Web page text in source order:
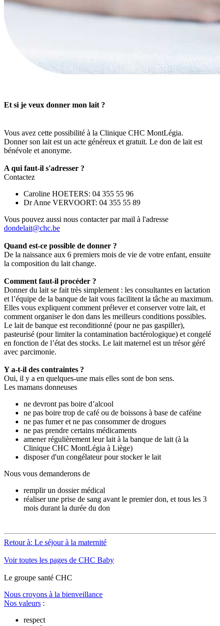
Et si je veux donner mon lait ?
Vous avez cette possibilité à la Clinique CHC MontLégia.
Donner son lait est un acte généreux et gratuit. Le don de lait est
bénévole et anonyme.
A qui faut-il s'adresser ?
Contactez
Caroline HOETERS: 04 355 55 96
Dr Anne VERVOORT: 04 355 55 89
Vous pouvez aussi nous contacter par mail à l'adresse
dondelait@chc.be
Quand est-ce possible de donner ?
De la naissance aux 6 premiers mois de vie de votre enfant, ensuite
la composition du lait change.
Comment faut-il procéder ?
Donner du lait se fait très simplement : les consultantes en lactation
et l’équipe de la banque de lait vous facilitent la tâche au maximum.
Elles vous expliquent comment prélever et conserver votre lait, et
comment organiser le don dans les meilleurs conditions possibles.
Le lait de banque est reconditionné (pour ne pas gaspiller),
pasteurisé (pour limiter la contamination bactérologique) et congelé
en fonction de l’état des stocks. Le lait maternel est un trésor géré
avec parcimonie.
Y a-t-il des contraintes ?
Oui, il y a en quelques-une mais elles sont de bon sens.
Les mamans donneuses
ne devront pas boire d’alcool
ne pas boire trop de café ou de boissons à base de caféine
ne pas fumer et ne pas consommer de drogues
ne pas prendre certains médicaments
amener régulièrement leur lait à la banque de lait (à la
Clinique CHC MontLégia à Liège)
disposer d'un congélateur pour stocker le lait
Nous vous demanderons de
remplir un dossier médical
réaliser une prise de sang avant le premier don, et tous les 3
mois durant la durée du don
Retour à: Le séjour à la maternité
Voir toutes les pages de CHC Baby
Le groupe santé CHC
Nous croyons à la bienveillance
Nos valeurs :
respect